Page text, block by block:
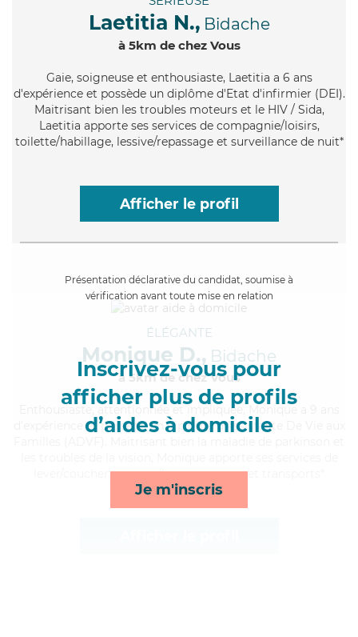
Laetitia N., Bidache
à 5km de chez Vous
Gaie, soigneuse et enthousiaste, Laetitia a 6 ans
d'expérience et possède un diplôme d'Etat d'infirmier (DEI).
Maitrisant bien les troubles moteurs et le HIV / Sida,
Laetitia apporte ses services de compagnie/loisirs,
toilette/habillage, lessive/repassage et surveillance de nuit*
Afficher le profil
Présentation déclarative du candidat, soumise à
vérification avant toute mise en relation
Inscrivez-vous pour
afficher plus de profils
d’aides à domicile
Je m'inscris
ÉLÉGANTE
Monique D., Bidache
à 5km de chez Vous
, attentionnée et impliquée, Monique a 9 ans
d'expérience et possède un diplôme d'Assistante De Vie aux
lever/coucher, courses/livraison, repas et transports*